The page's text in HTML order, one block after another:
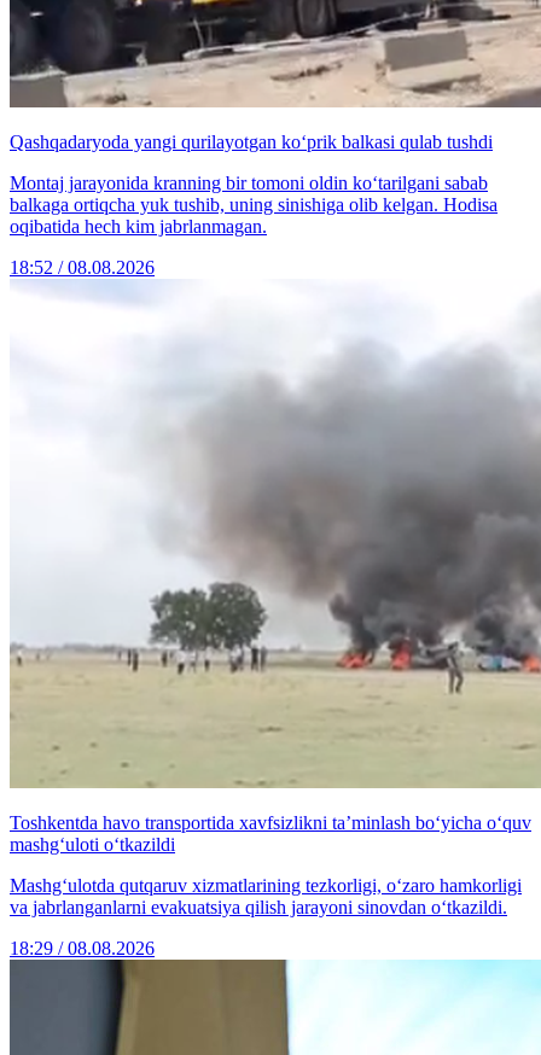
Qashqadaryoda yangi qurilayotgan ko‘prik balkasi qulab tushdi
Montaj jarayonida kranning bir tomoni oldin ko‘tarilgani sabab
balkaga ortiqcha yuk tushib, uning sinishiga olib kelgan. Hodisa
oqibatida hech kim jabrlanmagan.
18:52 / 08.08.2026
Toshkentda havo transportida xavfsizlikni ta’minlash bo‘yicha o‘quv
mashg‘uloti o‘tkazildi
Mashg‘ulotda qutqaruv xizmatlarining tezkorligi, o‘zaro hamkorligi
va jabrlanganlarni evakuatsiya qilish jarayoni sinovdan o‘tkazildi.
18:29 / 08.08.2026